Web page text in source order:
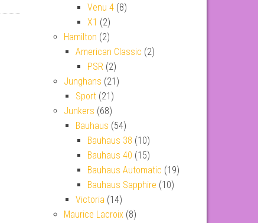
Venu 4 (8)
X1 (2)
Hamilton (2)
American Classic (2)
PSR (2)
Junghans (21)
Sport (21)
Junkers (68)
Bauhaus (54)
Bauhaus 38 (10)
Bauhaus 40 (15)
Bauhaus Automatic (19)
Bauhaus Sapphire (10)
Victoria (14)
Maurice Lacroix (8)